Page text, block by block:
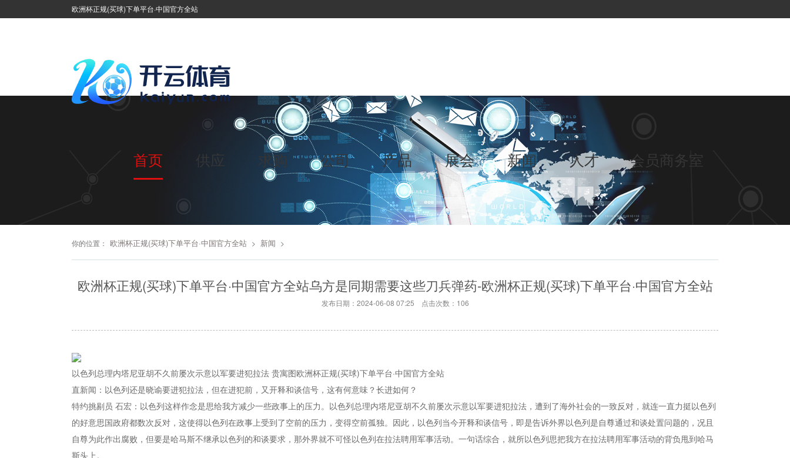
欧洲杯正规(买球)下单平台·中国官方全站
首页 供应 求购 公司 产品 展会 新闻 人才 会员商务室
你的位置： 欧洲杯正规(买球)下单平台·中国官方全站 > 新闻 >
欧洲杯正规(买球)下单平台·中国官方全站乌方是同期需要这些刀兵弹药-欧洲杯正规(买球)下单平台·中国官方全站
发布日期：2024-06-08 07:25 点击次数：106
以色列总理内塔尼亚胡不久前屡次示意以军要进犯拉法 贵寓图欧洲杯正规(买球)下单平台·中国官方全站
直新闻：以色列还是晓谕要进犯拉法，但在进犯前，又开释和谈信号，这有何意味？长进如何？
特约挑剔员 石宏：以色列这样作念是思给我方减少一些政事上的压力。以色列总理内塔尼亚胡不久前屡次示意以军要进犯拉法，遭到了海外社会的一致反对，就连一直力挺以色列
的好意思国政府都数次反对，这使得以色列在政事上受到了空前的压力，变得空前孤独。因此，以色列当今开释和谈信号，即是告诉外界以色列是自尊通过和谈处置问题的，况且
自尊为此作出腐败，但要是哈马斯不继承以色列的和谈要求，那外界就不可怪以色列在拉法聘用军事活动。一句话综合，就所以色列思把我方在拉法聘用军事活动的背负甩到哈马
斯头上。